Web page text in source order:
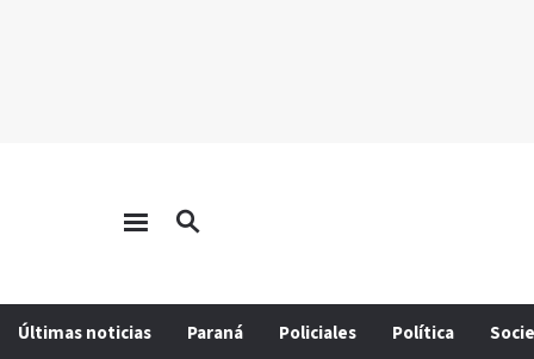
Últimas noticias Paraná Policiales Política